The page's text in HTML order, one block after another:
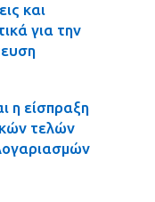
και
για την
η είσπραξη
τελών